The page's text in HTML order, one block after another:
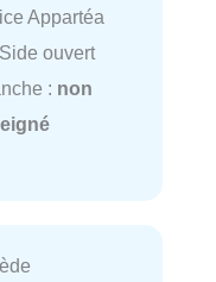
Appartéa
ouvert
: non